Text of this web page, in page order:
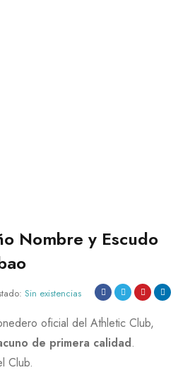
Nombre y Escudo
Sin existencias
oficial del Athletic Club,
de primera calidad.
Club.